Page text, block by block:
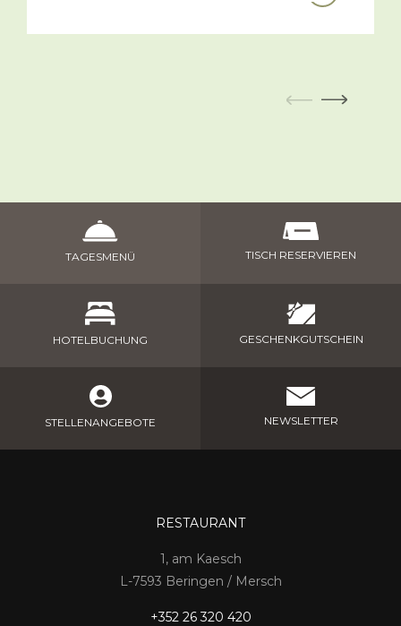
TAGESMENÜ TISCH RESERVIEREN
HOTELBUCHUNG GESCHENKGUTSCHEIN
STELLENANGEBOTE NEWSLETTER
RESTAURANT
1, am Kaesch
7593 Beringen / Mersch
+352 26 320 420